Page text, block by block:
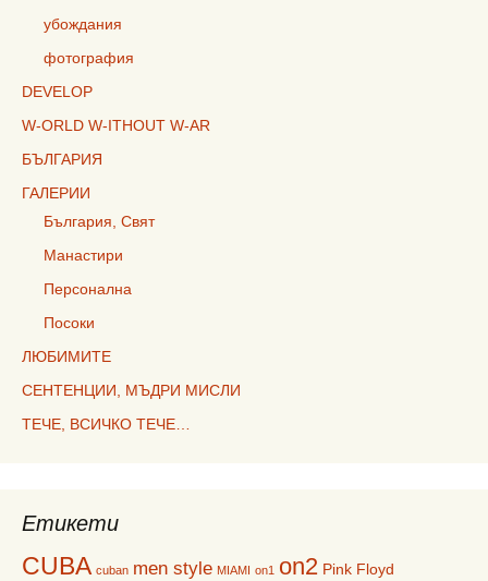
убождания
фотография
DEVELOP
W-ORLD W-ITHOUT W-AR
БЪЛГАРИЯ
ГАЛЕРИИ
България, Свят
Манастири
Персонална
Посоки
ЛЮБИМИТЕ
СЕНТЕНЦИИ, МЪДРИ МИСЛИ
ТЕЧЕ, ВСИЧКО ТЕЧЕ…
Етикети
CUBA cuban men style MIAMI on1 on2 Pink Floyd